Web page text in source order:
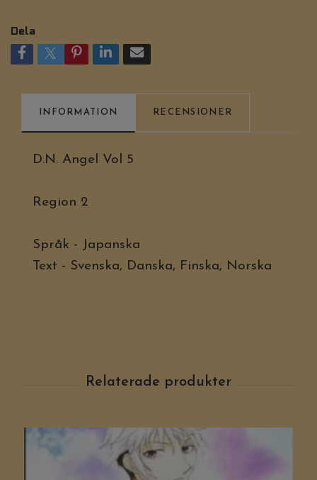
Dela
INFORMATION RECENSIONER
D.N. Angel Vol 5
Region 2
Språk - Japanska
Text - Svenska, Danska, Finska, Norska